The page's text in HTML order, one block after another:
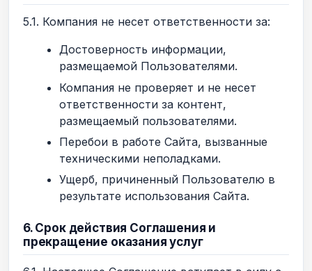
5.1. Компания не несет ответственности за:
Достоверность информации,
размещаемой Пользователями.
Компания не проверяет и не несет
ответственности за контент,
размещаемый пользователями.
Перебои в работе Сайта, вызванные
техническими неполадками.
Ущерб, причиненный Пользователю в
результате использования Сайта.
6. Срок действия Соглашения и
прекращение оказания услуг